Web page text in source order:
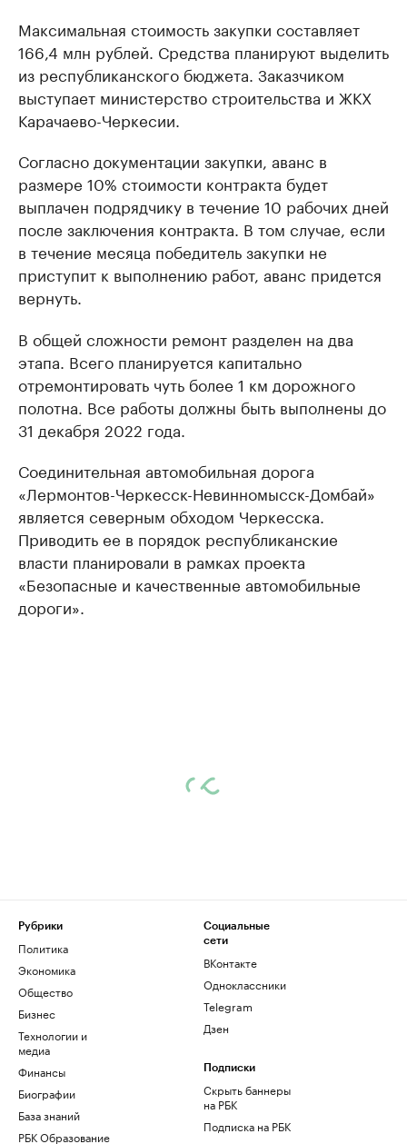
Максимальная стоимость закупки составляет
166,4 млн рублей. Средства планируют выделить
из республиканского бюджета. Заказчиком
выступает министерство строительства и ЖКХ
Карачаево-Черкесии.
Согласно документации закупки, аванс в
размере 10% стоимости контракта будет
выплачен подрядчику в течение 10 рабочих дней
после заключения контракта. В том случае, если
в течение месяца победитель закупки не
приступит к выполнению работ, аванс придется
вернуть.
В общей сложности ремонт разделен на два
этапа. Всего планируется капитально
отремонтировать чуть более 1 км дорожного
полотна. Все работы должны быть выполнены до
31 декабря 2022 года.
Соединительная автомобильная дорога
«Лермонтов-Черкесск-Невинномысск-Домбай»
является северным обходом Черкесска.
Приводить ее в порядок республиканские
власти планировали в рамках проекта
«Безопасные и качественные автомобильные
дороги».
Рубрики
Политика
Экономика
Общество
Бизнес
Технологии и
медиа
Финансы
Биографии
База знаний
РБК Образование
Социальные
сети
ВКонтакте
Одноклассники
Telegram
Дзен
Подписки
Скрыть баннеры
на РБК
Подписка на РБК